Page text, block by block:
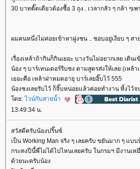
30 บาทติ๊ดเดียวต้องซื้อ 3 ถุง.. เวลากลัว ๆ กล้า ๆเ
ผมคนหนึ่งไม่ค่อยเข้าหาฝูงชน .. ชอบอยู่เงียบ ๆ ส
เรื่องเหล้าถ้ากินก็กินเยอะ บางวันไม่อยากเลย เดินเ
น้อง ๆ บาร์เทนเดอร์รีบชง ตามสูตรส่งให้เลย (เหล้า
เยอะคือ เหล้าฝาหมดอายุ บาร์เลยอิ๊บไว้ 555
น้องชงเลยรับไว้ ก็จิ๊บหน่อยแล้วค่อยทำงาน ทิ้งไว้
ดย: ไวน์กับสายน้ำ
13:49:34 น.
สวัสดีครับน้องปริ๊นซ์
เป็น Working Man จริง ๆ เลยครับ ขยันมาก ๆ แ
กระทงปีนี้พี่ไม่ได้ไปไหนเลยครับ ในกรมฯ มีงานเ
ด้วยนะครับน้อง